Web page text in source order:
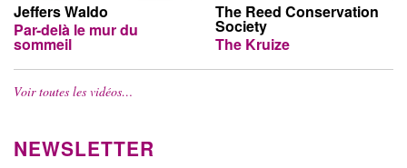
Jeffers Waldo
Par-delà le mur du
sommeil
The Reed Conservation
Society
The Kruize
Voir toutes les vidéos…
NEWSLETTER